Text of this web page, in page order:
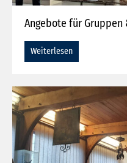
Angebote für
Weiterlesen